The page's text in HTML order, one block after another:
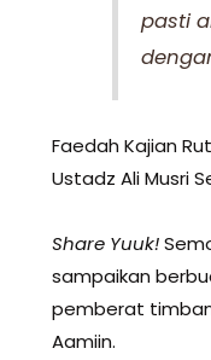
pasti
Faedah Kajian
Ustadz Ali Musri
Share Yuuk!
sampaikan
pemberat
Aamiin.